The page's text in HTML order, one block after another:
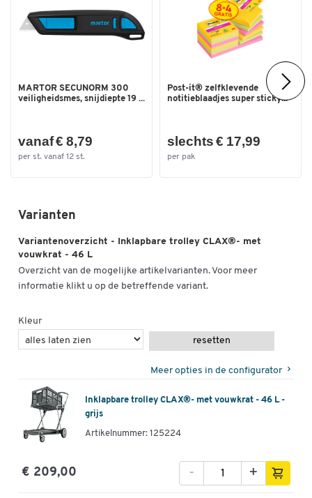
MARTOR SECUNORM 300
veiligheidsmes, snijdiepte 19 ...
vanaf € 8,79
per st. vanaf 12 st.
Post-it® zelfklevende
notitieblaadjes super sticky...
slechts € 17,99
per pak
Varianten
Variantenoverzicht - Inklapbare trolley CLAX®- met
vouwkrat - 46 L
Overzicht van de mogelijke artikelvarianten. Voor meer
informatie klikt u op de betreffende variant.
Kleur
resetten
Meer opties in de configurator
Inklapbare trolley CLAX®- met vouwkrat - 46 L -
grijs
Artikelnummer: 125224
€ 209,00 +
-